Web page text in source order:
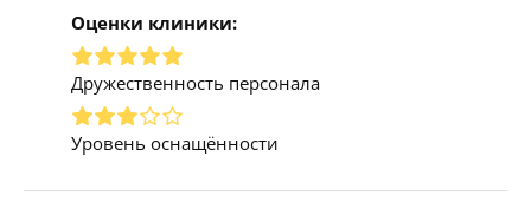
Оценки клиники:
Дружественность персонала
Уровень оснащённости